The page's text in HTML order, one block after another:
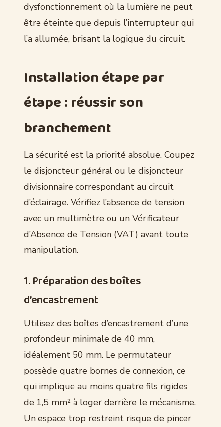
dysfonctionnement où la lumière ne peut
être éteinte que depuis l’interrupteur qui
l’a allumée, brisant la logique du circuit.
Installation étape par
étape : réussir son
branchement
La sécurité est la priorité absolue. Coupez
le disjoncteur général ou le disjoncteur
divisionnaire correspondant au circuit
d’éclairage. Vérifiez l’absence de tension
avec un multimètre ou un Vérificateur
d’Absence de Tension (VAT) avant toute
manipulation.
1. Préparation des boîtes
d’encastrement
Utilisez des boîtes d’encastrement d’une
profondeur minimale de 40 mm,
idéalement 50 mm. Le permutateur
possède quatre bornes de connexion, ce
qui implique au moins quatre fils rigides
de 1,5 mm² à loger derrière le mécanisme.
Un espace trop restreint risque de pincer